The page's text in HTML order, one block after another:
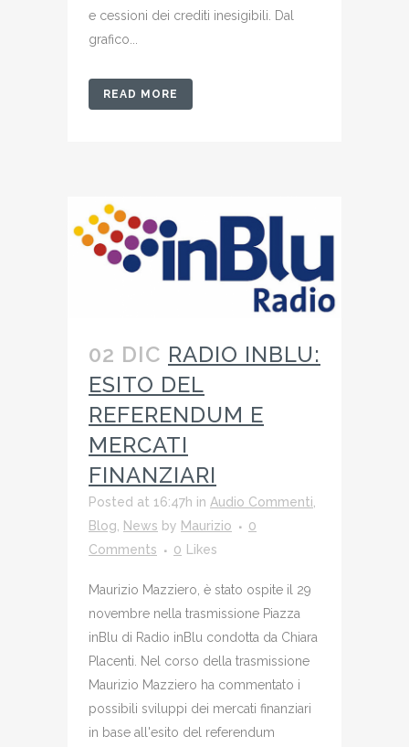
e cessioni dei crediti inesigibili. Dal
grafico...
READ MORE
02 DIC RADIO INBLU:
ESITO DEL
REFERENDUM E
MERCATI
FINANZIARI
Posted at 16:47h in Audio Commenti
Blog
News by Maurizio
0
Comments
0 Likes
Maurizio Mazziero, è stato ospite il 29
novembre nella trasmissione Piazza
inBlu di Radio inBlu condotta da Chiara
Placenti. Nel corso della trasmissione
Maurizio Mazziero ha commentato i
possibili sviluppi dei mercati finanziari
in base all'esito del referendum